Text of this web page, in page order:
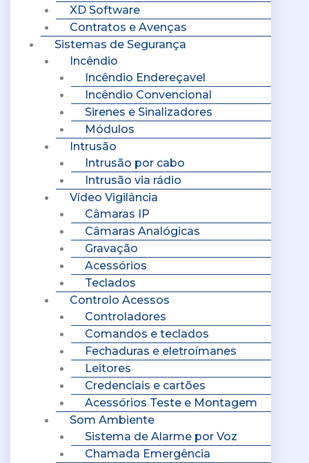
XD Software
Contratos e Avenças
Sistemas de Segurança
Incêndio
Incêndio Endereçavel
Incêndio Convencional
Sirenes e Sinalizadores
Módulos
Intrusão
Intrusão por cabo
Intrusão via rádio
Vídeo Vigilância
Câmaras IP
Câmaras Analógicas
Gravação
Acessórios
Teclados
Controlo Acessos
Controladores
Comandos e teclados
Fechaduras e eletroímanes
Leitores
Credenciais e cartões
Acessórios Teste e Montagem
Som Ambiente
Sistema de Alarme por Voz
Chamada Emergência